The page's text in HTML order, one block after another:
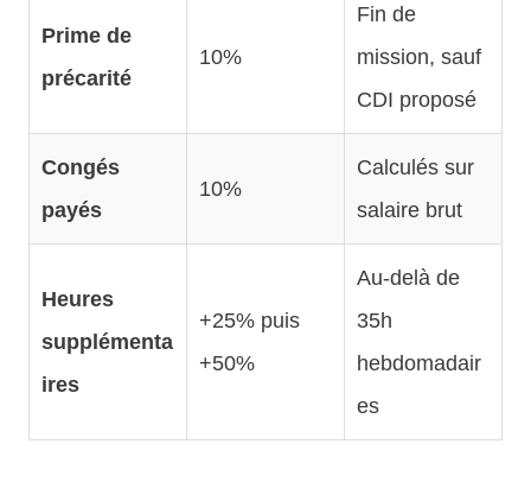
Prime de
précarité
10%
Fin de
mission, sauf
CDI proposé
Congés
payés
10%
Calculés sur
salaire brut
Heures
supplémenta
ires
+25% puis
+50%
Au-delà de
35h
hebdomadair
es